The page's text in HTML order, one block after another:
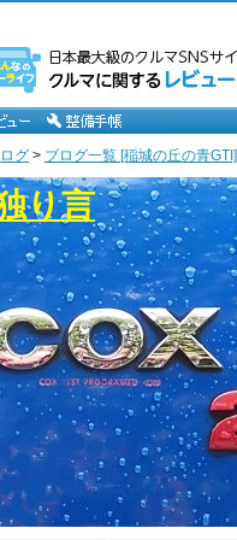
グ > ブログ一覧 [稲城の丘の青GTI]
り言